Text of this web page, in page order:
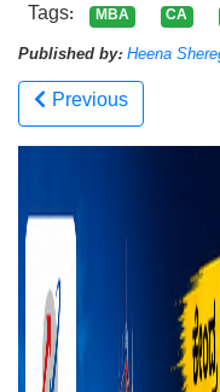
Tags: MBA CA
Published by: Heena
Previous